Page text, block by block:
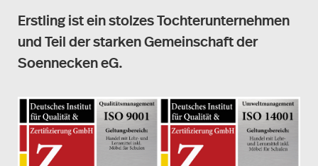
Erstling ist ein stolzes Tochterunternehmen
und Teil der starken Gemeinschaft der
Soennecken eG.